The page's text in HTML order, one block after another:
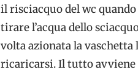
il risciacquo del wc
tirare l’acqua dello
volta azionata la vaschetta
ricaricarsi. Il tutto avviene